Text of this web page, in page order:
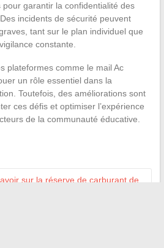
garantir la confidentialité des
incidents de sécurité peuvent
tant sur le plan individuel que
constante.
plateformes comme le mail Ac
un rôle essentiel dans la
Toutefois, des améliorations sont
ces défis et optimiser l’expérience
de la communauté éducative.
sur la réserve de carburant de